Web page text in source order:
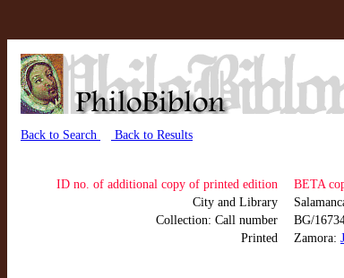
Back to Search Back to Results
ID no. of additional copy of printed edition
BETA
City and Library
Collection: Call number
BG/
Printed
Zamora: